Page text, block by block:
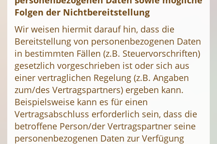
Folgen der Nichtbereitstellung
Wir weisen hiermit darauf hin, dass die
Bereitstellung von personenbezogenen Daten
in bestimmten Fällen (z.B. Steuervorschriften)
gesetzlich vorgeschrieben ist oder sich aus
einer vertraglichen Regelung (z.B. Angaben
zum/des Vertragspartners) ergeben kann.
Beispielsweise kann es für einen
Vertragsabschluss erforderlich sein, dass die
betroffene Person/der Vertragspartner seine
personenbezogenen Daten zur Verfügung